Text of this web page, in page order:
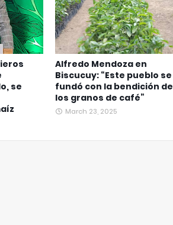
se
Alfredo Mendoza en
Biscucuy: “Este pueblo se
fundó con la bendición de
los granos de café”
March 23, 2025